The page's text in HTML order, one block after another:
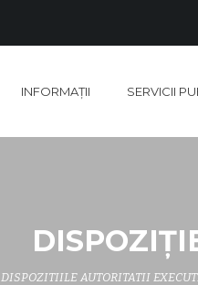
INFORMAȚII SERVICII
DISPOZITIILE AUTORITATII